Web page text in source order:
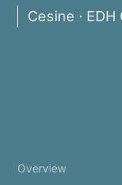
Cesine · EDH
Overview